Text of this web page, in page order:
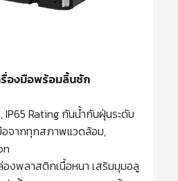
รื่องมือพร้อมลิ้นชัก
Rating กันน้ำกันฝุ่นระดับ
จากทุกสภาพแวดล้อม,
งพลาสติกเนื้อหนา เสริมมุมอลู